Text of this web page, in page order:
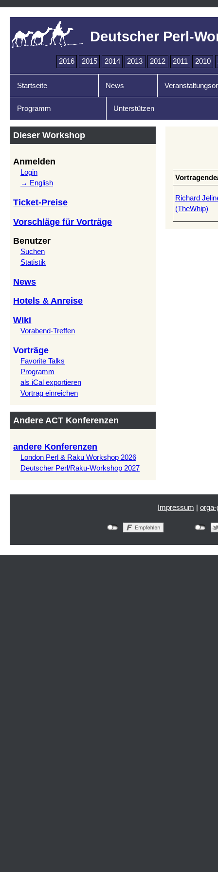
Deutscher Perl-
2016 2015 2014 2013 2012 2011 2010
Startseite News
Programm Unterstützen
Dieser Workshop
Anmelden
Login
→ English
Ticket-Preise
Vorschläge für Vorträge
Benutzer
Suchen
Statistik
News
Hotels & Anreise
Wiki
Vorabend-Treffen
Vorträge
Favorite Talks
Programm
als iCal exportieren
Vortrag einreichen
Andere ACT Konferenzen
andere Konferenzen
London Perl & Raku Workshop 2026
Deutscher Perl/Raku-Workshop 2027
Richard
(‎TheWhip‎)
Impressum |